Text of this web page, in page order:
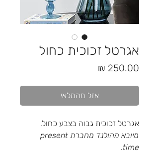
אגרטל זכוכית כחול
אזל מהמלאי
אגרטל זכוכית גבוה בצבע כחול.
מיובא מהולנד מחברת present
time.